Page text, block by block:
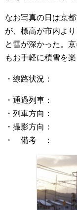
なお写真の日は京
が、標高が市内よ
と雪が深かった。
もお手軽に積雪を
・線路状況：
・通過列車：
・列車方向：
・撮影方向：
・ 備考 ：